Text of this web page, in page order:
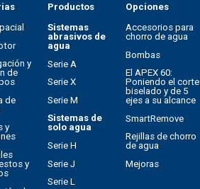
y
de
de
y
y
Productos
Sistemas
abrasivos de
agua
Serie A
Serie X
Serie M
Sistemas de
solo agua
Serie H
Serie J
Serie L
Opciones
Accesorios para
chorro de agua
Bombas
El APEX 60:
Poniendo el corte
biselado y de 5
ejes a su alcance
SmartRemove
Rejillas de chorro
de agua
Mejoras